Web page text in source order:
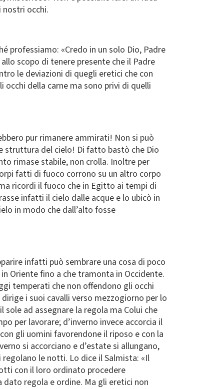
occhi.
professiamo: «Credo in un solo Dio, Padre
scopo di tenere presente che il Padre
le deviazioni di quegli eretici che con
della carne ma sono privi di quelli
pur rimanere ammirati! Non si può
struttura del cielo! Di fatto bastò che Dio
rimase stabile, non crolla. Inoltre per
fatti di fuoco corrono su un altro corpo
ricordi il fuoco che in Egitto ai tempi di
infatti il cielo dalle acque e lo ubicò in
in modo che dall’alto fosse
infatti può sembrare una cosa di poco
Oriente fino a che tramonta in Occidente.
temperati che non offendono gli occhi
i suoi cavalli verso mezzogiorno per lo
ad assegnare la regola ma Colui che
per lavorare; d’inverno invece accorcia il
gli uomini favorendone il riposo e con la
si accorciano e d’estate si allungano,
le notti. Lo dice il Salmista: «Il
con il loro ordinato procedere
regola e ordine. Ma gli eretici non